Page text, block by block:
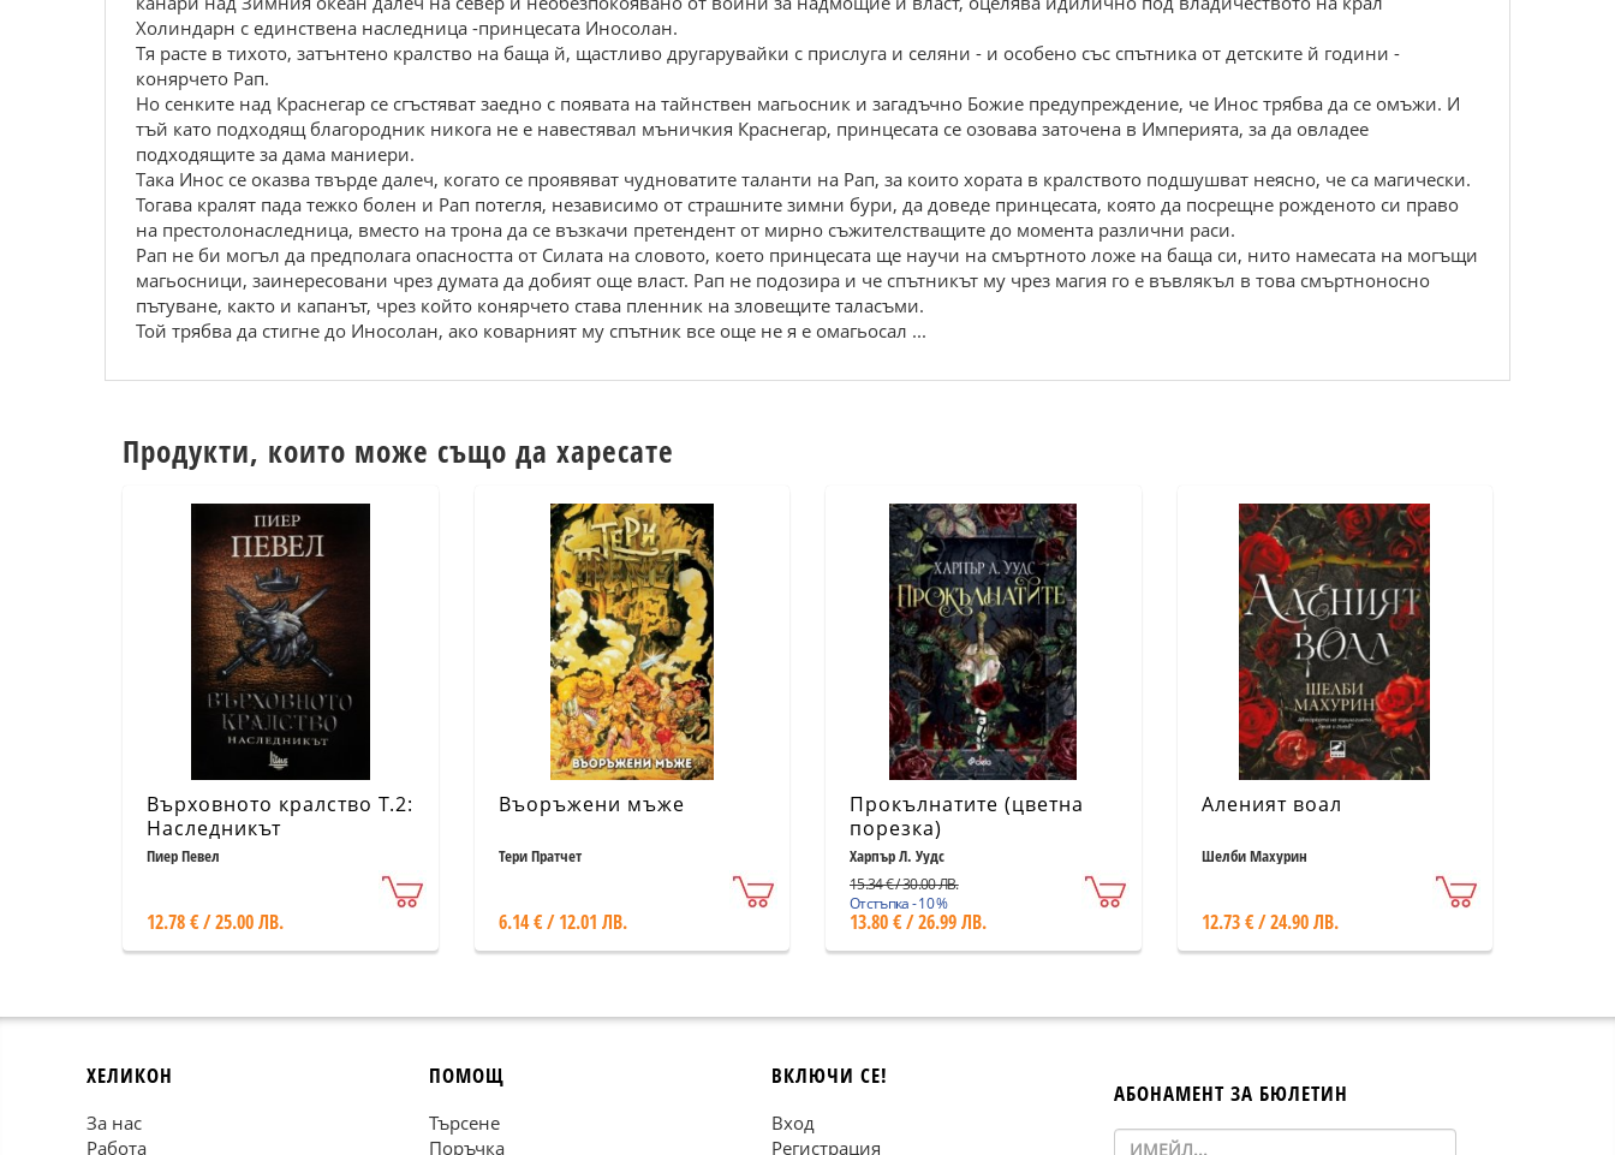
Холиндарн с единствена наследница -принцесата Иносолан.
Тя расте в тихото, затънтено кралство на баща й, щастливо другарувайки с прислуга и селяни - и особено със спътника от детските й години -
конярчето Рап.
Но сенките над Краснегар се сгъстяват заедно с появата на тайнствен магьосник и загадъчно Божие предупреждение, че Инос трябва да се омъжи. И
тъй като подходящ благородник никога не е навестявал мъничкия Краснегар, принцесата се озовава заточена в Империята, за да овладее
подходящите за дама маниери.
Така Инос се оказва твърде далеч, когато се проявяват чудноватите таланти на Рап, за които хората в кралството подшушват неясно, че са магически.
Тогава кралят пада тежко болен и Рап потегля, независимо от страшните зимни бури, да доведе принцесата, която да посрещне рожденото си право
на престолонаследница, вместо на трона да се възкачи претендент от мирно съжителстващите до момента различни раси.
Рап не би могъл да предполага опасността от Силата на словото, което принцесата ще научи на смъртното ложе на баща си, нито намесата на могъщи
магьосници, заинересовани чрез думата да добият още власт. Рап не подозира и че спътникът му чрез магия го е въвлякъл в това смъртноносно
пътуване, както и капанът, чрез който конярчето става пленник на зловещите таласъми.
Той трябва да стигне до Иносолан, ако коварният му спътник все още не я е омагьосал ...
Продукти, които може също да харесате
Върховното кралство Т.2:
Наследникът
Пиер Певел
12.78 € / 25.00 ЛВ.
Въоръжени мъже
Тери Пратчет
6.14 € / 12.01 ЛВ.
Прокълнатите (цветна
порезка)
Харпър Л. Уудс
15.34 € / 30.00 ЛВ.
Отстъпка - 10 %
13.80 € / 26.99 ЛВ.
Аленият воал
Шелби Махурин
12.73 € / 24.90 ЛВ.
ХЕЛИКОН
За нас
Работа
ПОМОЩ
Търсене
Поръчка
ВКЛЮЧИ СЕ!
Вход
Регистрация
АБОНАМЕНТ ЗА БЮЛЕТИН